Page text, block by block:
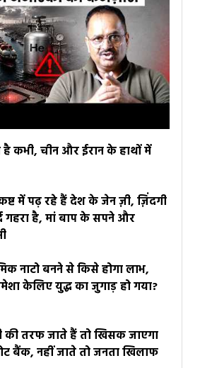
कभी, चीन और ईरान के हाथों में
में पढ़ रहे हैं देश के जेन ज़ी, ज़िंदगी
गहरा है, मां बाप के सपने और
नाटो बनने से किसे होगा लाभ,
केलिए युद्ध का जुगाड़ हो गया?
की तरफ जाते हैं तो खिसक जाएगा
बैंक, नहीं जाते तो जनता खिलाफ